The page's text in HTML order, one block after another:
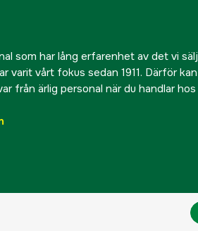
som har lång erfarenhet av det vi
varit vårt fokus sedan 1911. Därför
från ärlig personal när du handlar